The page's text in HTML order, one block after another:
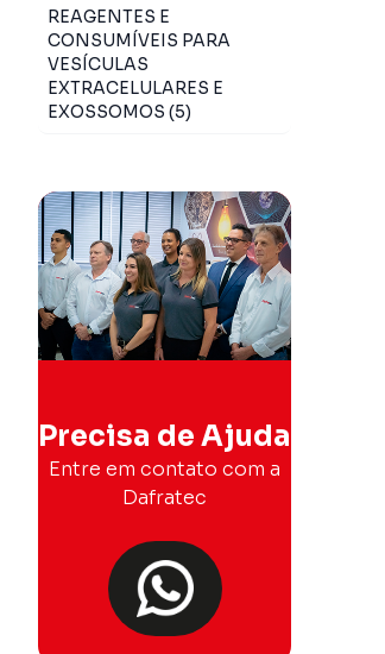
REAGENTES E
CONSUMÍVEIS PARA
VESÍCULAS
EXTRACELULARES E
EXOSSOMOS (5)
Precisa de Ajuda
Entre em contato com a
Dafratec